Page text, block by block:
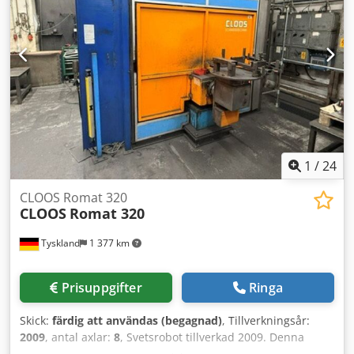
ROB.VR1500 DINSE-ZA Inkluderar 2 rotationssvetsbord
Codpfx Acorl S Ufofjrf Bordsmått: vardera 1200 × 750 mm
Pneumatiskt driven rengöringsenhet Station för
positionering och riktning av brännare Strömkälla,
tillverkare: FRONIUS, typ: svetssystem TPS 4000 Levereras
med teknisk dokumentation Notering: Maskinen kan
transporteras med standard lastbil. Tekniska data Mått (L ×
B × H): ca 4700 × 3500 × 3800 mm Vikt: ca 5000 kg
Tillverkningsår: 2000
1 /24
Tyskland 1 377 km
CLOOS Romat 320
CLOOS Romat 320
Prisuppgifter Ringa
Skick: färdig att användas (begagnad), Tillverkningsår:
2009, antal axlar: 8, Svetsrobot tillverkad 2009. Denna